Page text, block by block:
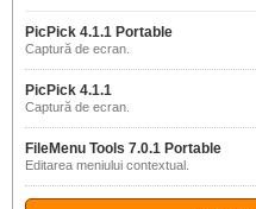
PicPick 4.1.1 Portable
Captură de ecran.
PicPick 4.1.1
Captură de ecran.
FileMenu Tools 7.0.1 Portable
Editarea meniului contextual.